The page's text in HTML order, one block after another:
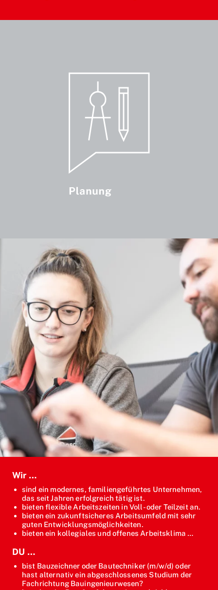
Wir …
sind ein modernes, familiengeführtes Unternehmen,
das seit Jahren erfolgreich tätig ist.
bieten flexible Arbeitszeiten in Voll- oder Teilzeit an.
bieten ein zukunftsicheres Arbeitsumfeld mit sehr
guten Entwicklungsmöglichkeiten.
bieten ein kollegiales und offenes Arbeitsklima …
DU …
bist Bauzeichner oder Bautechniker (m/w/d) oder
hast alternativ ein abgeschlossenes Studium der
Fachrichtung Bauingenieurwesen?